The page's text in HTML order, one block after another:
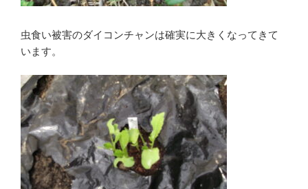
虫食い被害のダイコンチャンは確実に大きくなってきて
います。